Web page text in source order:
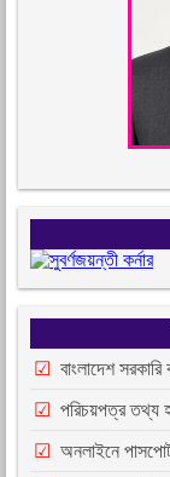
বাংলাদেশ সরকারি
পরিচয়পত্র তথ্য
অনলাইনে